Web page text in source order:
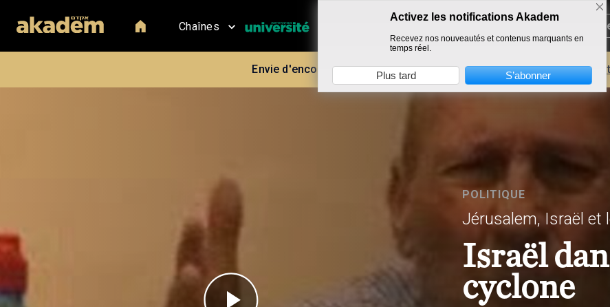
Chaînes
Envie d'encore plus d'AKADEM ? Découvrez les avantages d'un
POLITIQUE
Jérusalem, Israël et
Israël
cyclone
Activez les notifications Akadem
Recevez nos nouveautés et contenus marquants en
temps réel.
Plus tard S’abonner